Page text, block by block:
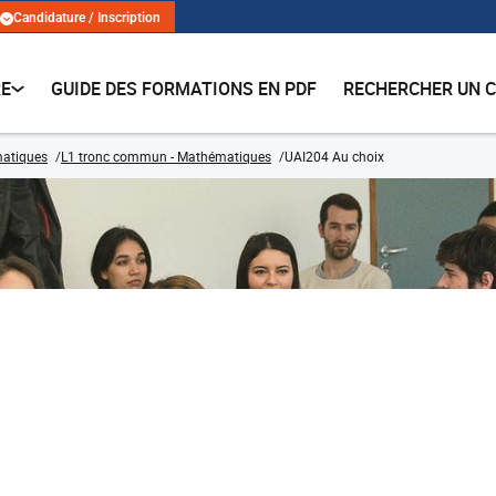
Candidature / Inscription
GUIDE DES FORMATIONS EN PDF RECHERCHER UN
L1 tronc commun - Mathématiques UAI204 Au choix